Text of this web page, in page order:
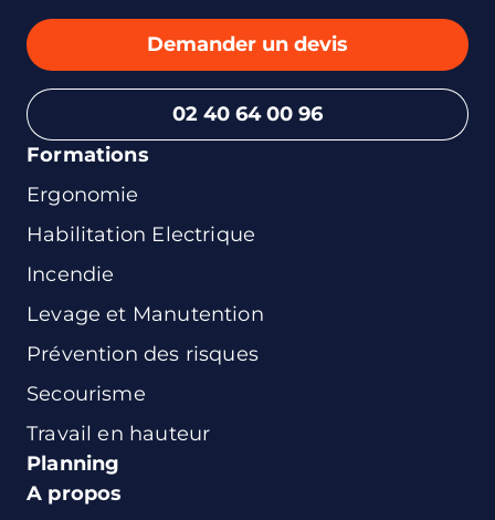
Demander un devis
02 40 64 00 96
Formations
Ergonomie
Habilitation Electrique
Incendie
Levage et Manutention
Prévention des risques
Secourisme
Travail en hauteur
Planning
A propos